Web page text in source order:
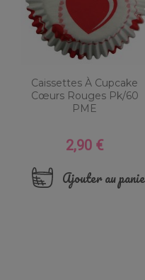
Caissettes À Cupcake
Cœurs Rouges Pk/60
PME
Prix
2,90 €
Ajouter au